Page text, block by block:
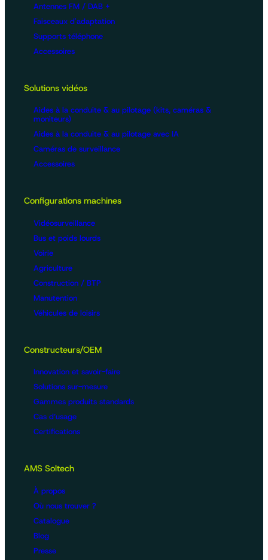
Antennes FM / DAB +
Faisceaux d'adaptation
Supports téléphone
Accessoires
Solutions vidéos
Aides à la conduite & au pilotage (kits, caméras &
moniteurs)
Aides à la conduite & au pilotage avec IA
Caméras de surveillance
Accessoires
Configurations machines
Vidéosurveillance
Bus et poids lourds
Voirie
Agriculture
Construction / BTP
Manutention
Véhicules de loisirs
Constructeurs/OEM
Innovation et savoir-faire
Solutions sur-mesure
Gammes produits standards
Cas d’usage
Certifications
AMS Soltech
À propos
Où nous trouver ?
Catalogue
Blog
Presse